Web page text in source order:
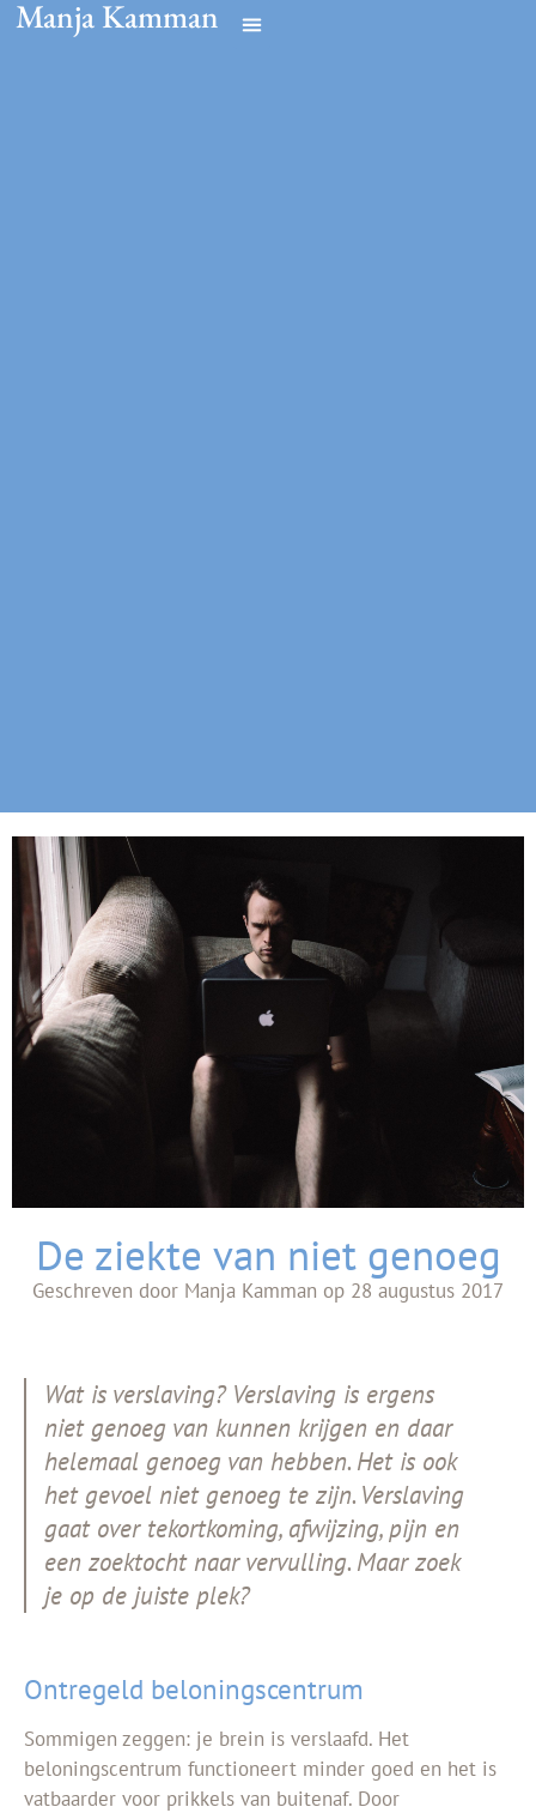
Manja Kamman
De ziekte van niet genoeg
Geschreven door Manja Kamman op 28 augustus 2017
Wat is verslaving? Verslaving is ergens
niet genoeg van kunnen krijgen en daar
helemaal genoeg van hebben. Het is ook
het gevoel niet genoeg te zijn. Verslaving
gaat over tekortkoming, afwijzing, pijn en
een zoektocht naar vervulling. Maar zoek
je op de juiste plek?
Ontregeld beloningscentrum
Sommigen zeggen: je brein is verslaafd. Het
beloningscentrum functioneert minder goed en het is
vatbaarder voor prikkels van buitenaf. Door